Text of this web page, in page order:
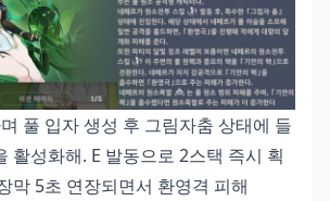
풀 입자 생성 후 그림자춤 상태에 들
활성화해. E 발동으로 2스택 즉시 획
막 5초 연장되면서 환영격 피해